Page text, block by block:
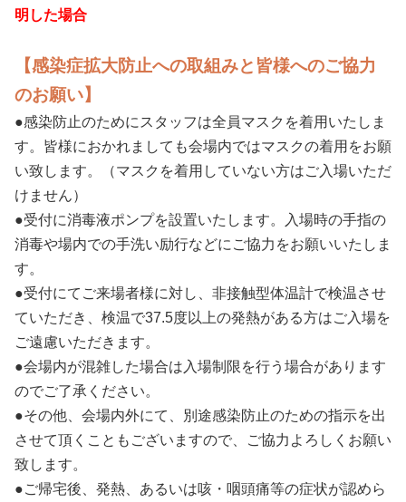
明した場合
【感染症拡大防止への取組みと皆様へのご協力
のお願い】
●感染防止のためにスタッフは全員マスクを着用いたしま
す。皆様におかれましても会場内ではマスクの着用をお願
い致します。（マスクを着用していない方はご入場いただ
けません）
●受付に消毒液ポンプを設置いたします。入場時の手指の
消毒や場内での手洗い励行などにご協力をお願いいたしま
す。
●受付にてご来場者様に対し、非接触型体温計で検温させ
ていただき、検温で37.5度以上の発熱がある方はご入場を
ご遠慮いただきます。
●会場内が混雑した場合は入場制限を行う場合があります
のでご了承ください。
●その他、会場内外にて、別途感染防止のための指示を出
させて頂くこともございますので、ご協力よろしくお願い
致します。
●ご帰宅後、発熱、あるいは咳・咽頭痛等の症状が認めら